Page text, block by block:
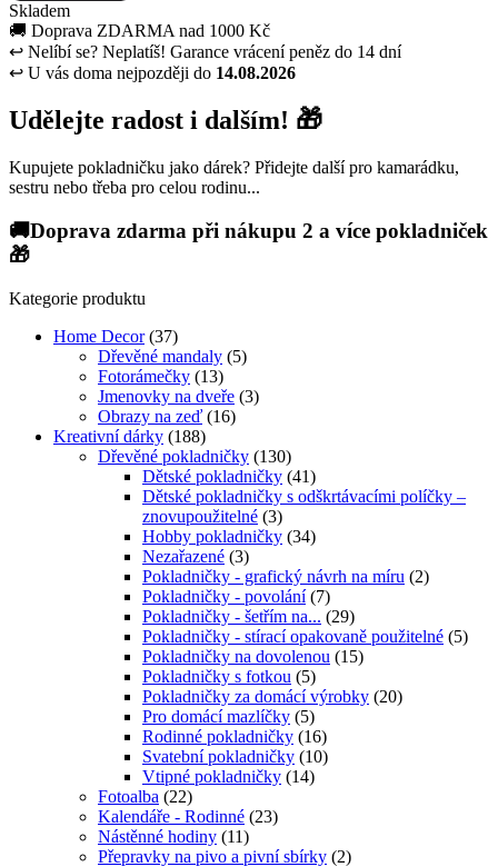
Skladem
🚚 Doprava ZDARMA nad 1000 Kč
↩ Nelíbí se? Neplatíš! Garance vrácení peněz do 14 dní
↩ U vás doma nejpozději do 14.08.2026
Udělejte radost i dalším! 🎁
Kupujete pokladničku jako dárek? Přidejte další pro kamarádku,
sestru nebo třeba pro celou rodinu...
🚚Doprava zdarma při nákupu 2 a více pokladniček
🎁
Kategorie produktu
Home Decor (37)
Dřevěné mandaly (5)
Fotorámečky (13)
Jmenovky na dveře (3)
Obrazy na zeď (16)
Kreativní dárky (188)
Dřevěné pokladničky (130)
Dětské pokladničky (41)
Dětské pokladničky s odškrtávacími políčky –
znovupoužitelné (3)
Hobby pokladničky (34)
Nezařazené (3)
Pokladničky - grafický návrh na míru (2)
Pokladničky - povolání (7)
Pokladničky - šetřím na... (29)
Pokladničky - stírací opakovaně použitelné (5)
Pokladničky na dovolenou (15)
Pokladničky s fotkou (5)
Pokladničky za domácí výrobky (20)
Pro domácí mazlíčky (5)
Rodinné pokladničky (16)
Svatební pokladničky (10)
Vtipné pokladničky (14)
Fotoalba (22)
Kalendáře - Rodinné (23)
Nástěnné hodiny (11)
Přepravky na pivo a pivní sbírky (2)